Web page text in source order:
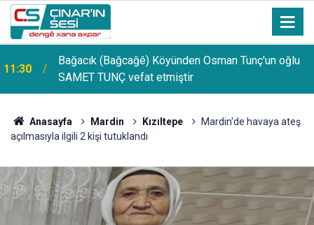
11:30
Bağacık (Bağcağê) Köyünden Osman Tunç'un oğlu
SAMET TUNÇ vefat etmiştir
11:24
PDR Uzmanı Muhammed Beşir Özçelik: Hiçbir
şekilde puana bakılmamalı, başarı sırasına göre
tercih yapılmalı
Anasayfa Mardin Kızıltepe
Mardin'de havaya ateş
açılmasıyla ilgili 2 kişi tutuklandı